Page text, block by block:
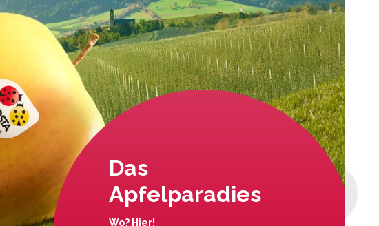
Das
Apfelparadies
Wo? Hier!